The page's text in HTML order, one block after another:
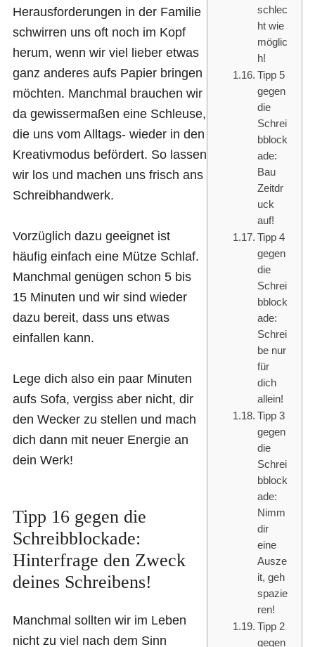
schlec
ht wie
möglic
h!
Tipp 5
gegen
die
Schrei
bblock
ade:
Bau
Zeitdr
uck
auf!
Tipp 4
gegen
die
Schrei
bblock
ade:
Schrei
be nur
für
dich
allein!
Tipp 3
gegen
die
Schrei
bblock
ade:
Nimm
dir
eine
Ausze
it, geh
spazie
ren!
Tipp 2
gegen
Herausforderungen in der Familie
schwirren uns oft noch im Kopf
herum, wenn wir viel lieber etwas
ganz anderes aufs Papier bringen
möchten. Manchmal brauchen wir
da gewissermaßen eine Schleuse,
die uns vom Alltags- wieder in den
Kreativmodus befördert. So lassen
wir los und machen uns frisch ans
Schreibhandwerk.
Vorzüglich dazu geeignet ist
häufig einfach eine Mütze Schlaf.
Manchmal genügen schon 5 bis
15 Minuten und wir sind wieder
dazu bereit, dass uns etwas
einfallen kann.
Lege dich also ein paar Minuten
aufs Sofa, vergiss aber nicht, dir
den Wecker zu stellen und mach
dich dann mit neuer Energie an
dein Werk!
Tipp 16 gegen die
Schreibblockade:
Hinterfrage den Zweck
deines Schreibens!
Manchmal sollten wir im Leben
nicht zu viel nach dem Sinn